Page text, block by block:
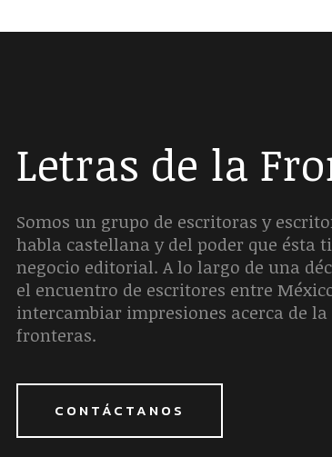
Letras de la
Somos un grupo de escritoras y
habla castellana y del poder que ésta
negocio editorial. A lo largo de una
el encuentro de escritores entre
intercambiar impresiones acerca de
fronteras.
CONTÁCTANOS